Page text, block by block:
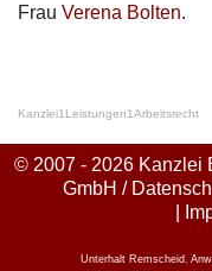
Frau Verena Bolten.
Kanzlei1 Leistungen1Arbeitsrecht
© 2007 - 2026 Kanzlei
GmbH /
Unterhalt Remscheid